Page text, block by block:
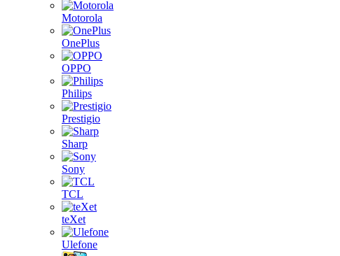
Motorola
OnePlus
OPPO
Philips
Prestigio
Sharp
Sony
TCL
teXet
Ulefone